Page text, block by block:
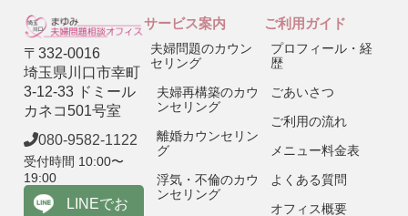
〒332-0016
埼玉県川口市幸町
3-12-33 ドミール
カネコ501号室
080-9582-1122
受付時間 10:00〜
19:00
LINEでお
サービス案内
夫婦問題のカウン
セリング
夫婦再構築のカウ
ンセリング
離婚カウンセリン
グ
浮気・不倫のカウ
ンセリング
ご利用ガイド
プロフィール・経
歴
ごあいさつ
ご利用の流れ
メニュー料金表
よくある質問
オフィス概要